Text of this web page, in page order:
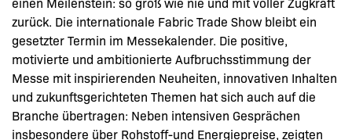
zurück. Die internationale Fabric Trade Show bleibt ein
gesetzter Termin im Messekalender. Die positive,
motivierte und ambitionierte Aufbruchsstimmung der
Messe mit inspirierenden Neuheiten, innovativen Inhalten
und zukunftsgerichteten Themen hat sich auch auf die
Branche übertragen: Neben intensiven Gesprächen
insbesondere über Rohstoff-und Energiepreise, zeigten